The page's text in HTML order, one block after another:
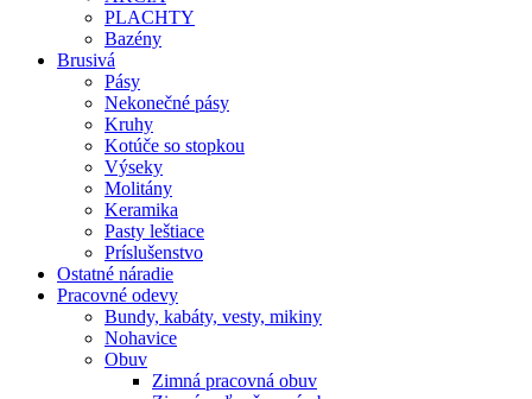
PLACHTY
Bazény
Brusivá
Pásy
Nekonečné pásy
Kruhy
Kotúče so stopkou
Výseky
Molitány
Keramika
Pasty leštiace
Príslušenstvo
Ostatné náradie
Pracovné odevy
Bundy, kabáty, vesty, mikiny
Nohavice
Obuv
Zimná pracovná obuv